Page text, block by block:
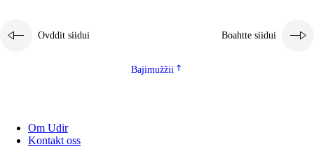
Ovddit siidui Boahtte siidui
Bajimužžii
Om Udir
Kontakt oss